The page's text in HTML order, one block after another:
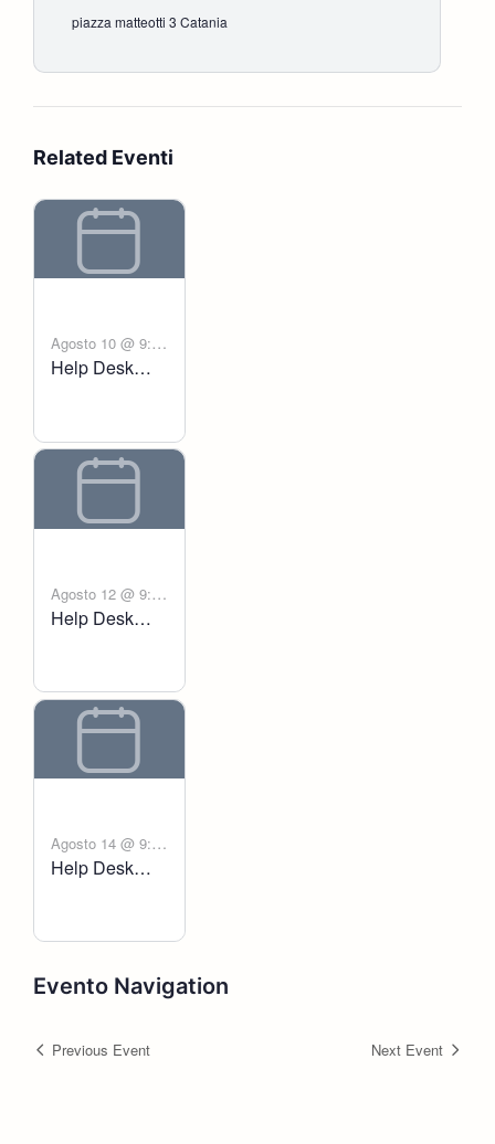
piazza matteotti 3 Catania
Related Eventi
Agosto 10 @ 9:00
am - 6:00 pm
Help Desk
Agosto 12 @ 9:00
am - 6:00 pm
Help Desk
Agosto 14 @ 9:00
am - 6:00 pm
Help Desk
Evento Navigation
Previous Event Next Event